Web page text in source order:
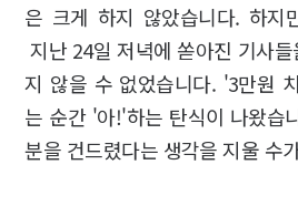
은 크게 하지 않았습니다. 하지
지난 24일 저녁에 쏟아진 기사
지 않을 수 없었습니다. '3만원
는 순간 '아!'하는 탄식이 나왔습
분을 건드렸다는 생각을 지울 수